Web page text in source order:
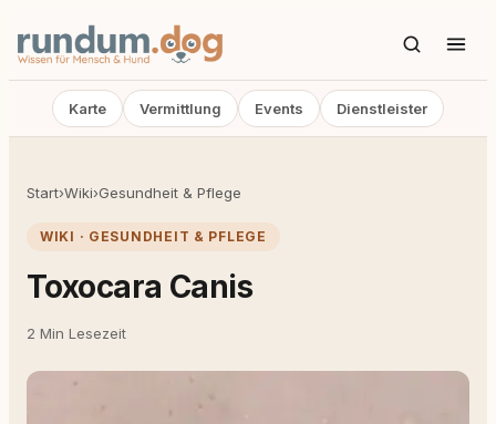
Karte Vermittlung Events Dienstleister
Start›Wiki›Gesundheit & Pflege
WIKI · GESUNDHEIT & PFLEGE
Toxocara Canis
2 Min Lesezeit